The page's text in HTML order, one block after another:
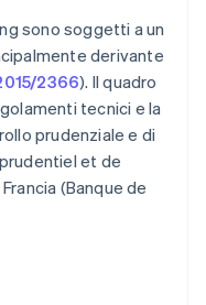
sono soggetti a un
derivante
2366). Il quadro
tecnici e la
prudenziale e di
et de
(Banque de